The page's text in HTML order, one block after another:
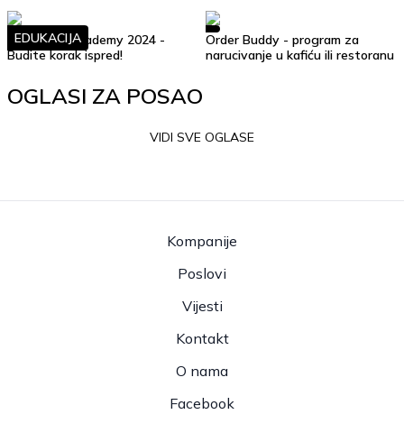
Soft Skills Academy 2024 -
Budite korak ispred!
EDUKACIJA
Order Buddy - program za
narucivanje u kafiću ili restoranu
OGLASI ZA POSAO
VIDI SVE OGLASE
Kompanije
Poslovi
Vijesti
Kontakt
O nama
Facebook